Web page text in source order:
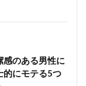
感のある男性に
的にモテる5つ